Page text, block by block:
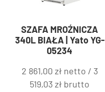
SZAFA MROŹNICZA
340L BIAŁA | Yato YG-
05234
2 861,00 zł netto / 3
519,03zł brutto